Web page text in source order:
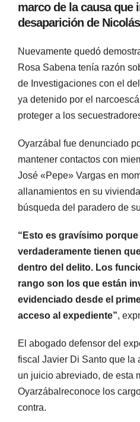
marco de la causa que
desaparición de
Nuevamente quedó
Rosa Sabena tenía razón
de Investigaciones con el
ya detenido por el
proteger a los
Oyarzábal fue denunciado
mantener contactos con
José «Pepe» Vargas en
allanamientos en su
búsqueda del paradero de
“Esto es gravísimo
verdaderamente tienen
dentro del delito. Los
rango son los que están
evidenciado desde el
acceso al expediente”,
El abogado defensor del
fiscal Javier Di Santo que la
un juicio abreviado, de esta
Oyarzábalreconoce los
contra.